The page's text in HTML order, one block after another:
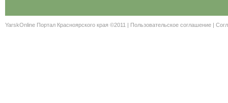
YarskOnline Портал Красноярского края ©2011 | Пользовательское соглашение |